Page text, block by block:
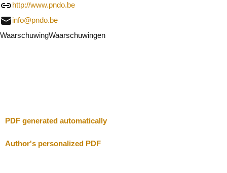
http://www.pndo.be
info@pndo.be
WaarschuwingWaarschuwingen
PDF generated automatically
Author's personalized PDF